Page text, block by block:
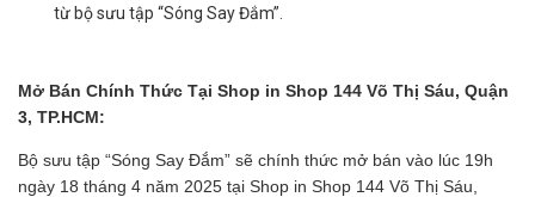
từ bộ sưu tập “Sóng Say Đắm”.
Mở Bán Chính Thức Tại Shop in Shop 144 Võ Thị Sáu, Quận
3, TP.HCM:
Bộ sưu tập “Sóng Say Đắm” sẽ chính thức mở bán vào lúc 19h
ngày 18 tháng 4 năm 2025 tại Shop in Shop 144 Võ Thị Sáu,